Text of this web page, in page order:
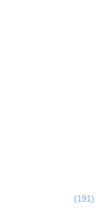
해제 해줍니
일 일부를 삭제
(191)